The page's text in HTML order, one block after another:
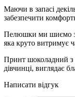
Маючи в запасі
забезпечити
Пелюшки ми шиємо з
яка круто витримує
Принт шоколадний з
дівчинці, виглядає
Написати відгук